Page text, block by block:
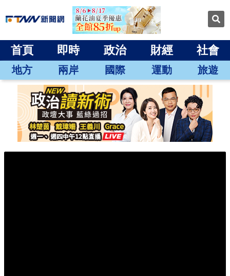
首頁 即時 政治 財經 社會
地方 兩岸 國際 運動 旅遊